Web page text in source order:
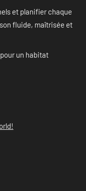
et planifier chaque
fluide, maîtrisée et
un habitat